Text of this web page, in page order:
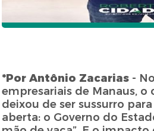
*Por Antônio Zacarias -
empresariais de Manaus, o
deixou de ser sussurro
aberta: o Governo do